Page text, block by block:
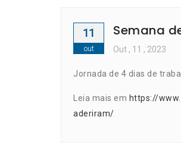
11
out
Semana
Out , 11 , 2023
Jornada de 4 dias de
Leia mais em https://
aderiram/